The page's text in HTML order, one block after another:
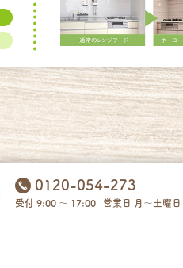
0120-054-273
受付 9:00 ～ 17:00 営業日 月～土曜日